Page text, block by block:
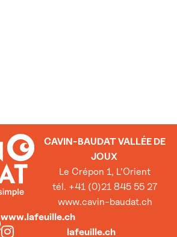
CAVIN-BAUDAT VALLÉE DE
JOUX
Le Crépon 1, L’Orient
tél. +41 (0)21 845 55 27
www.cavin-baudat.ch
www.lafeuille.ch
lafeuille.ch